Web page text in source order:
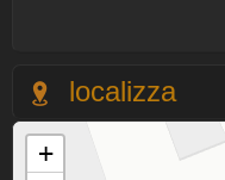
localizza
+